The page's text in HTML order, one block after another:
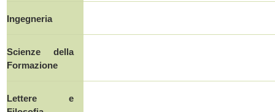
Ingegneria
Scienze della
Formazione
Lettere e